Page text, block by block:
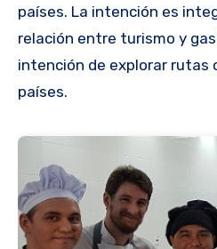
países. La intención es
relación entre turismo y
intención de explorar rutas
países.